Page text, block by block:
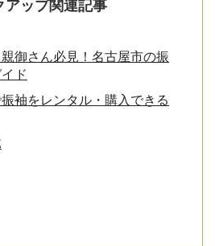
アップ関連記事
御さん必見！名古屋市の振
ド
袖をレンタル・購入できる